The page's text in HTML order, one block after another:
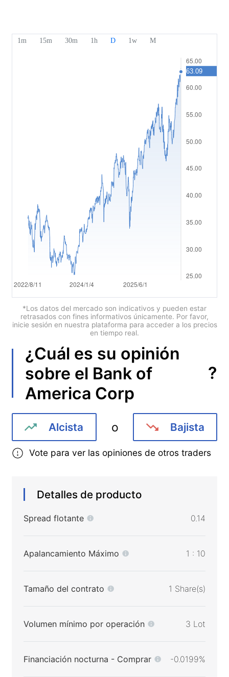
Seguridad de los fondos
Português (Brasil)
Português
Français
Nederlands
Italiano
Polski
*Los datos del mercado son indicativos y pueden estar
retrasados con fines informativos únicamente. Por favor,
inicie sesión en nuestra plataforma para acceder a los precios
en tiempo real.
¿Cuál es su opinión
sobre el Bank of
America Corp
?
Alcista o Bajista
Vote para ver las opiniones de otros traders
Detalles de producto
Spread flotante 0.14
Apalancamiento Máximo 1 : 10
Tamaño del contrato 1 Share(s)
Volumen mínimo por operación 3 Lot
Financiación nocturna - Comprar -0.0199%